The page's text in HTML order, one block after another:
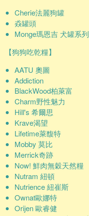
Cherie法麗狗罐
猋罐頭
Monge瑪恩吉 犬罐系列
【狗狗吃乾糧】
AATU 奧圖
Addiction
BlackWood柏萊富
Charm野性魅力
Hill's 希爾思
Krave渴望
Lifetime萊馥特
Mobby 莫比
Merrick奇跡
Now! 鮮肉無穀天然糧
Nutram 紐頓
Nutrience 紐崔斯
Ownat歐娜特
Orijen 歐睿健